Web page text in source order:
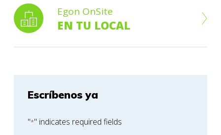
Egon OnSite
EN TU LOCAL
Escríbenos ya
"*" indicates required fields